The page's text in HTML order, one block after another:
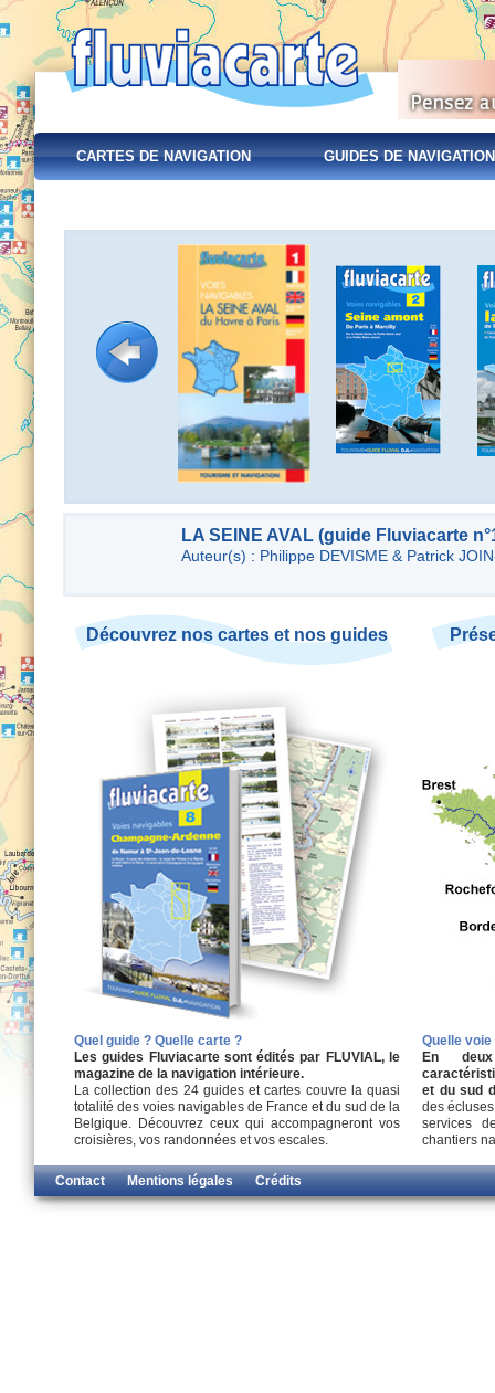
CARTES DE NAVIGATION GUIDES DE NAVIGATION
LA SEINE AVAL (guide Fluviacarte
Auteur(s) : Philippe DEVISME & Patrick
Découvrez nos cartes et nos guides
Quel guide ? Quelle carte ?
Les guides Fluviacarte sont édités par FLUVIAL, le
magazine de la navigation intérieure.
La collection des 24 guides et cartes couvre la quasi
totalité des voies navigables de France et du sud de la
Belgique. Découvrez ceux qui accompagneront vos
croisières, vos randonnées et vos escales.
Quelle
En
et du sud
des
services
chantiers
Contact Mentions légales Crédits